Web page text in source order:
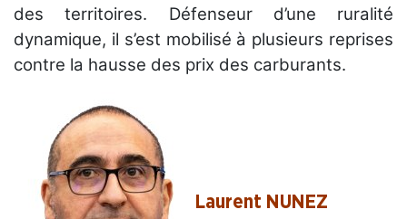
des territoires. Défenseur d’une ruralité
dynamique, il s’est mobilisé à plusieurs reprises
contre la hausse des prix des carburants.
Laurent NUNEZ